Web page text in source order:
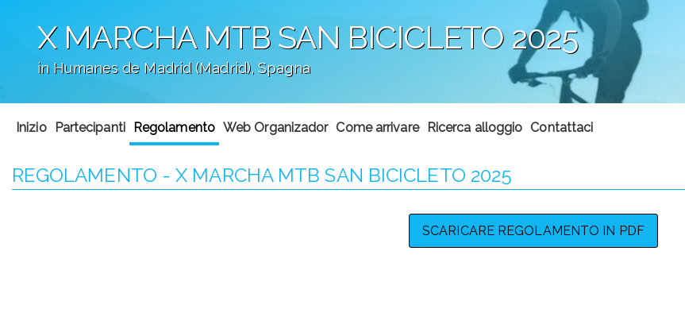
X MARCHA MTB SAN BICICLETO 2025
in Humanes de Madrid (Madrid), Spagna
Inizio Partecipanti Regolamento Web Organizador Come arrivare Ricerca alloggio Contattaci
REGOLAMENTO - X MARCHA MTB SAN BICICLETO 2025
SCARICARE REGOLAMENTO IN PDF